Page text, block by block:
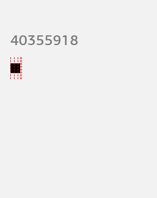
40355918